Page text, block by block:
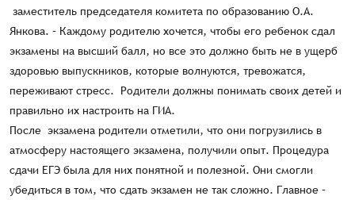
заместитель председателя комитета по образованию О.А.
Янкова. – Каждому родителю хочется, чтобы его ребенок сдал
экзамены на высший балл, но все это должно быть не в ущерб
здоровью выпускников, которые волнуются, тревожатся,
переживают стресс. Родители должны понимать своих детей и
правильно их настроить на ГИА.
После экзамена родители отметили, что они погрузились в
атмосферу настоящего экзамена, получили опыт. Процедура
сдачи ЕГЭ была для них понятной и полезной. Они смогли
убедиться в том, что сдать экзамен не так сложно. Главное –